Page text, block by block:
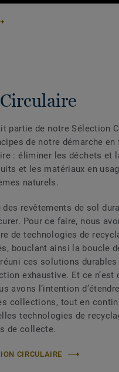
partie de notre Sélection
de notre démarche en
: éliminer les déchets et
et les matériaux en
naturels.
revêtements de sol
Pour ce faire, nous
de technologies de
bouclant ainsi la boucle
ces solutions
exhaustive. Et ce n’est
avons l’intention
collections, tout en
technologies de
de collecte.
CIRCULAIRE